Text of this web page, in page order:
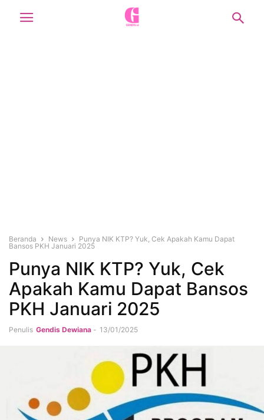
Beranda News
Punya NIK KTP? Yuk, Cek Apakah Kamu Dapat
Bansos PKH Januari 2025
Punya NIK KTP? Yuk, Cek
Apakah Kamu Dapat Bansos
PKH Januari 2025
Penulis Gendis Dewiana - 13/01/2025